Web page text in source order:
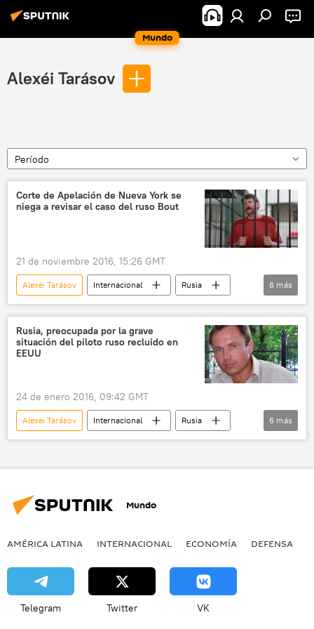
Mundo
Alexéi Tarásov
Período
Corte de Apelación de Nueva York se
niega a revisar el caso del ruso Bout
21 de noviembre 2016, 15:26 GMT
Alexéi Tarásov Internacional
Rusia
América del Norte
El caso de Víctor Bout
EEUU
Víktor Bout
noticias
6 más
Rusia, preocupada por la grave
situación del piloto ruso recluido en
EEUU
24 de enero 2016, 09:42 GMT
Alexéi Tarásov Internacional
Rusia
EEUU
Konstantín Dolgov
Fort Dix
noticias
6 más
Mundo
AMÉRICA LATINA INTERNACIONAL ECONOMÍA DEFENSA
Telegram Twitter VK